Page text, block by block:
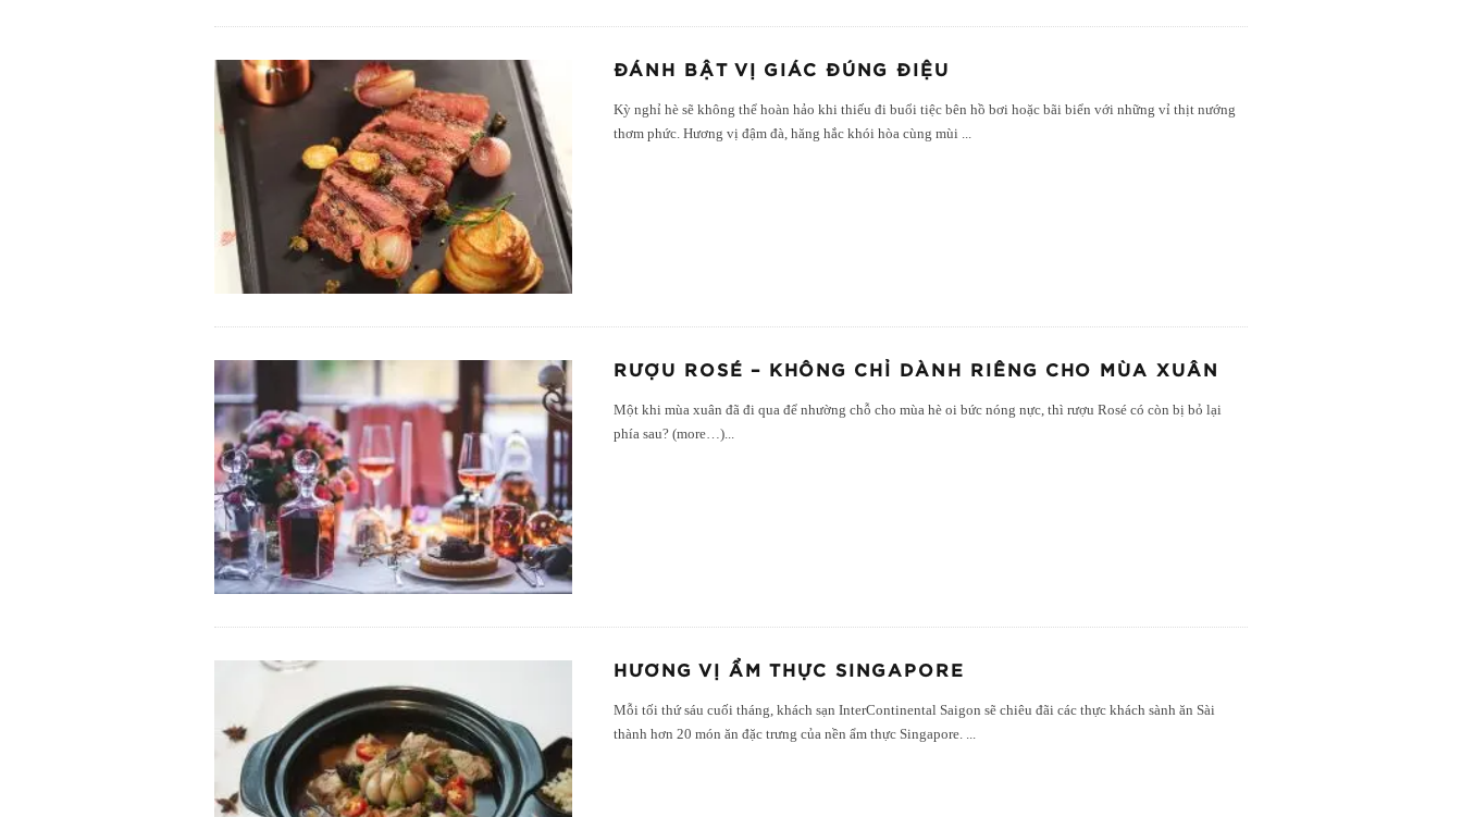
ĐÁNH BẬT VỊ GIÁC ĐÚNG ĐIỆU
Kỳ nghỉ hè sẽ không thể hoàn hảo khi thiếu đi buổi tiệc bên hồ bơi hoặc bãi biển với những vỉ thịt nướng
thơm phức. Hương vị đậm đà, hăng hắc khói hòa cùng mùi ...
RƯỢU ROSÉ – KHÔNG CHỈ DÀNH RIÊNG CHO MÙA XUÂN
Một khi mùa xuân đã đi qua để nhường chỗ cho mùa hè oi bức nóng nực, thì rượu Rosé có còn bị bỏ lại
phía sau? (more…)...
HƯƠNG VỊ ẨM THỰC SINGAPORE
Mỗi tối thứ sáu cuối tháng, khách sạn InterContinental Saigon sẽ chiêu đãi các thực khách sành ăn Sài
thành hơn 20 món ăn đặc trưng của nền ẩm thực Singapore. ...